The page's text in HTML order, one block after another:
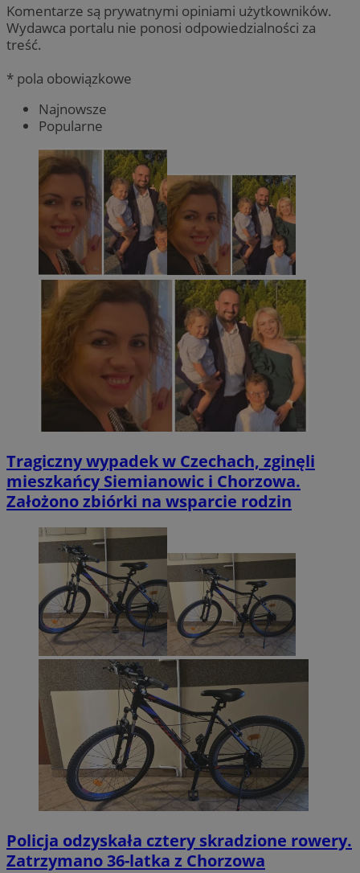
Komentarze są prywatnymi opiniami użytkowników.
Wydawca portalu nie ponosi odpowiedzialności za
treść.
* pola obowiązkowe
Najnowsze
Popularne
Tragiczny wypadek w Czechach, zginęli
mieszkańcy Siemianowic i Chorzowa.
Założono zbiórki na wsparcie rodzin
Policja odzyskała cztery skradzione rowery.
Zatrzymano 36-latka z Chorzowa